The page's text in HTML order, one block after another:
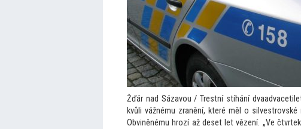
Žďár nad Sázavou / Trestní stíhání
kvůli vážnému zranění, které měl o
Obviněnému hrozí až deset let vězení. „Ve